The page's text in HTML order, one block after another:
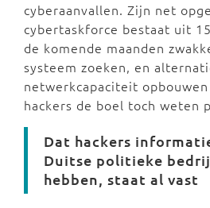
cyberaanvallen. Zijn net
cybertaskforce bestaat uit
de komende maanden
systeem zoeken, en
netwerkcapaciteit
hackers de boel toch weten
Dat hackers
Duitse politieke
hebben, staat al vast